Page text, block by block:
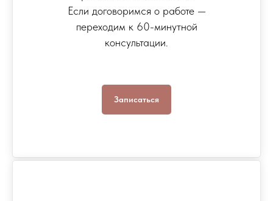
Если договоримся о работе —
переходим к 60-минутной
консультации.
Записаться